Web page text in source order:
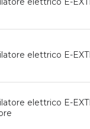
elettrico E-
elettrico E-